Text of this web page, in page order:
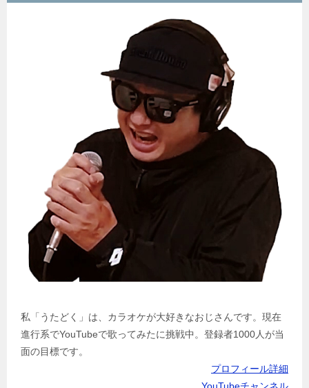
私「うたどく」は、カラオケが大好きなおじさんです。現在
進行系でYouTubeで歌ってみたに挑戦中。登録者1000人が当
面の目標です。
プロフィール詳細